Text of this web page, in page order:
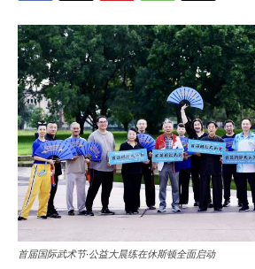
首届国际武术节·公益大晨练在休斯顿全面启动